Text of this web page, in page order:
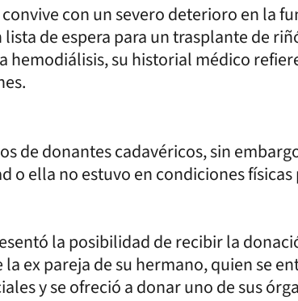
convive con un severo deterioro en la
de espera para un trasplante de
hemodiálisis, su historial médico
de donantes cadavéricos, sin
ella no estuvo en condiciones físicas
la posibilidad de recibir la
ex pareja de su hermano, quien se
y se ofreció a donar uno de sus